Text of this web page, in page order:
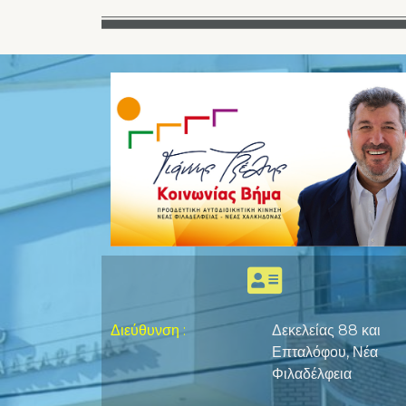
Διεύθυνση :
Δεκελείας 88 και
Επταλόφου, Νέα
Φιλαδέλφεια